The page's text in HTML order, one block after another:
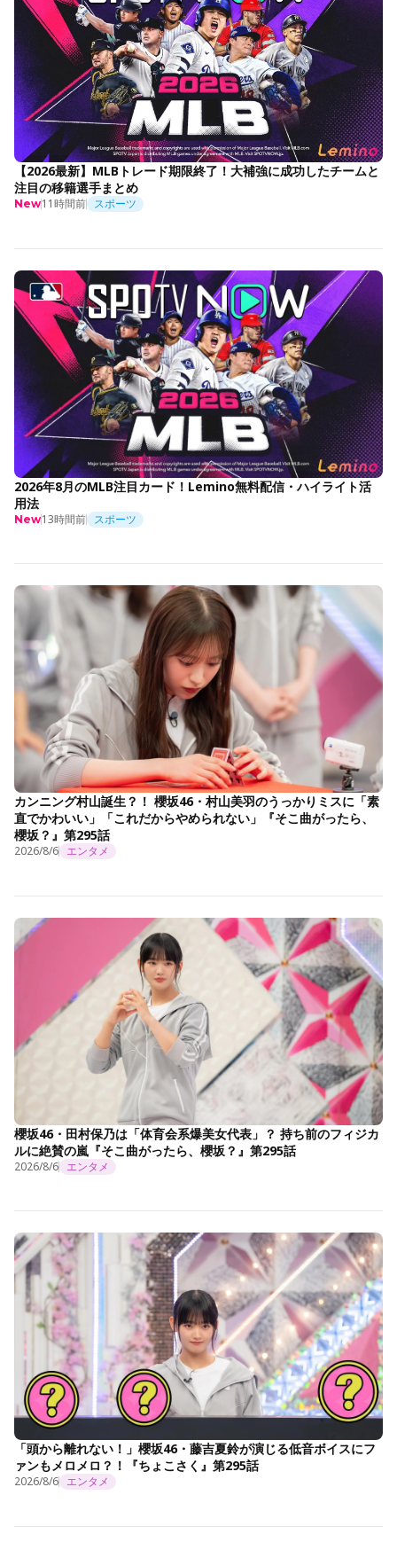
【2026最新】MLBトレード期限終了！大補強に成功したチームと
注目の移籍選手まとめ
New11時間前 スポーツ
2026年8月のMLB注目カード！Lemino無料配信・ハイライト活
用法
New13時間前 スポーツ
カンニング村山誕生？！ 櫻坂46・村山美羽のうっかりミスに「素
直でかわいい」「これだからやめられない」『そこ曲がったら、
櫻坂？』第295話
2026/8/6 エンタメ
櫻坂46・田村保乃は「体育会系爆美女代表」？ 持ち前のフィジカ
ルに絶賛の嵐『そこ曲がったら、櫻坂？』第295話
2026/8/6 エンタメ
「頭から離れない！」櫻坂46・藤吉夏鈴が演じる低音ボイスにフ
ァンもメロメロ？！『ちょこさく』第295話
2026/8/6 エンタメ